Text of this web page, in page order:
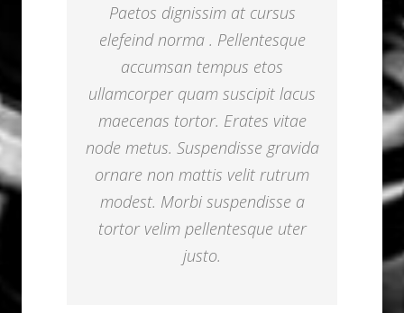
Paetos dignissim at cursus
elefeind norma . Pellentesque
accumsan tempus etos
ullamcorper quam suscipit lacus
maecenas tortor. Erates vitae
node metus. Suspendisse gravida
ornare non mattis velit rutrum
modest. Morbi suspendisse a
tortor velim pellentesque uter
justo.